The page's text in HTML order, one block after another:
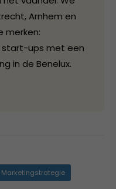
Arnhem en
merken:
start-ups met een
in de Benelux.
Marketingstrategie